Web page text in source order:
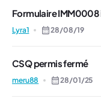
Formulaire
Lyra1 28/08/19
CSQ permis fermé
meru88 28/01/25